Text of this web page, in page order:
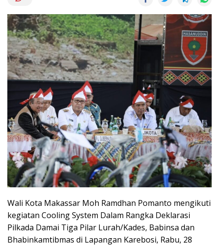
Wali Kota Makassar Moh Ramdhan Pomanto mengikuti
kegiatan Cooling System Dalam Rangka Deklarasi
Pilkada Damai Tiga Pilar Lurah/Kades, Babinsa dan
Bhabinkamtibmas di Lapangan Karebosi, Rabu, 28